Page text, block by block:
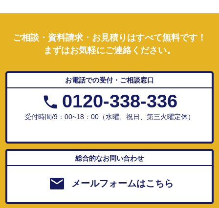
ご相談・資料請求・お見積りはすべて無料です！
まずはお気軽にご連絡ください。
お電話での受付・ご相談窓口
0120-338-336
受付時間/9：00~18：00（水曜、祝日、第三火曜定休）
総合的なお問い合わせ
メールフォームはこちら